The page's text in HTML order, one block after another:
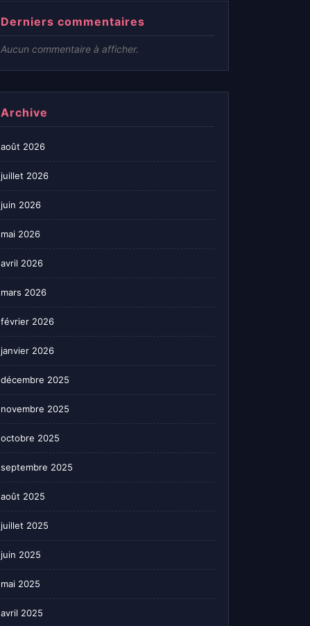
Derniers commentaires
Aucun commentaire à afficher.
Archive
août 2026
juillet 2026
juin 2026
mai 2026
avril 2026
mars 2026
février 2026
janvier 2026
décembre 2025
novembre 2025
octobre 2025
septembre 2025
août 2025
juillet 2025
juin 2025
mai 2025
avril 2025